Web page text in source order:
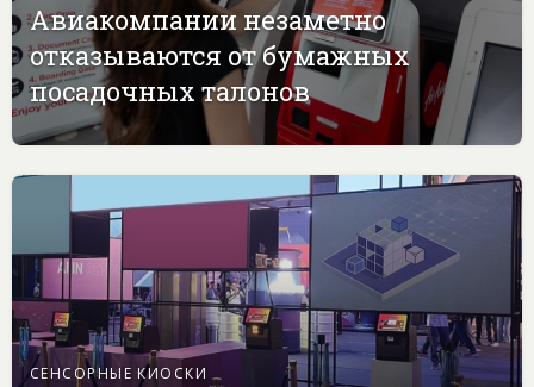
Авиакомпании незаметно
отказываются от бумажных
посадочных талонов
СЕНСОРНЫЕ КИОСКИ